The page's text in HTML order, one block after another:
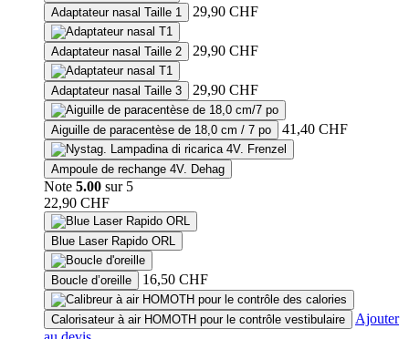
Adaptateur nasal Taille 1 29,90 CHF
Adaptateur nasal Taille 2 29,90 CHF
Adaptateur nasal Taille 3 29,90 CHF
Aiguille de paracentèse de 18,0 cm / 7 po 41,40 CHF
Ampoule de rechange 4V. Dehag
Note 5.00 sur 5
22,90 CHF
Blue Laser Rapido ORL
Boucle d’oreille 16,50 CHF
Calorisateur à air HOMOTH pour le contrôle vestibulaire
Ajouter